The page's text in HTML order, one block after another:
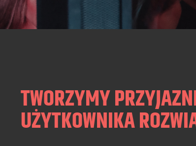
TWORZYMY
UŻYTKOWNIKA